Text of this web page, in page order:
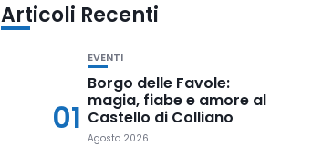
Articoli Recenti
01
EVENTI
Borgo delle Favole:
magia, fiabe e amore al
Castello di Colliano
Agosto 2026